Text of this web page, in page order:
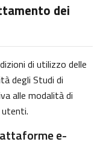
dei
di utilizzo delle
degli Studi di
alle modalità di
e-